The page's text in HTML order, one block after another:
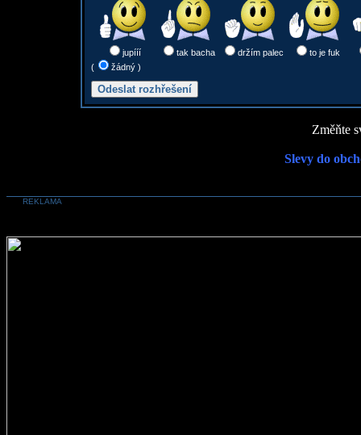
jupííí tak bacha držím palec
to je fuk
(
žádný )
Změňte
Slevy do
REKLAMA